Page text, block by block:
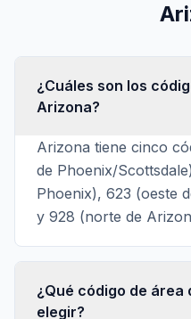
¿Cuáles son los
Arizona?
Arizona tiene cinco
de Phoenix/
Phoenix), 623 (oeste
y 928 (norte de
¿Qué código de área
elegir?